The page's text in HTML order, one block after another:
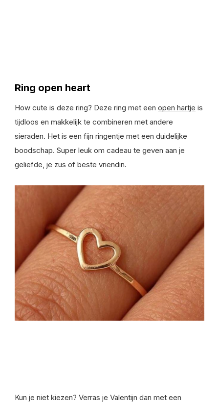
Ring open heart
How cute is deze ring? Deze ring met een open hartje is
tijdloos en makkelijk te combineren met andere
sieraden. Het is een fijn ringentje met een duidelijke
boodschap. Super leuk om cadeau te geven aan je
geliefde, je zus of beste vriendin.
Kun je niet kiezen? Verras je Valentijn dan met een